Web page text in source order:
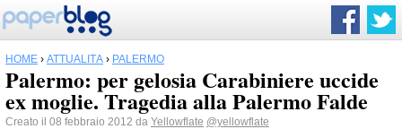
HOME › ATTUALITÀ › PALERMO
Palermo: per gelosia Carabiniere uccide
ex moglie. Tragedia alla Palermo Falde
Creato il 08 febbraio 2012 da Yellowflate @yellowflate